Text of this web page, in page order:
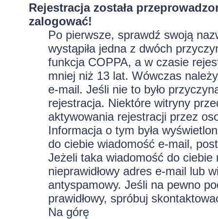
Rejestracja została
zalogować!
Po pierwsze, sprawdź swoją
wystąpiła jedna z dwóch
funkcja COPPA, a w czasie
mniej niż 13 lat. Wówczas
e-mail. Jeśli nie to było
rejestracja. Niektóre witryny
aktywowania rejestracji przez
Informacja o tym była
do ciebie wiadomość e-mail,
Jeżeli taka wiadomość do ciebie
nieprawidłowy adres e-mail lub
antyspamowy. Jeśli na pewno
prawidłowy, spróbuj
Na górę